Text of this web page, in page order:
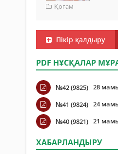
Қоғам
Пікір қалдыру
PDF НҰСҚАЛАР
№42 (9825) 28
№41 (9824) 24
№40 (9821) 21
ХАБАРЛАНДЫРУ